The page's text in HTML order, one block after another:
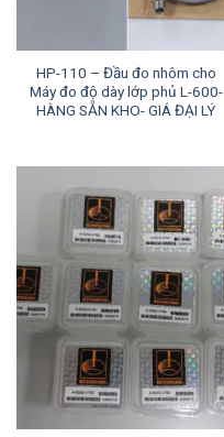
HP-110 – Đầu đo nhôm cho
Máy đo độ dày lớp phủ L-600-
HÀNG SẴN KHO- GIÁ ĐẠI LÝ